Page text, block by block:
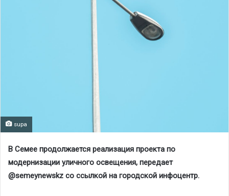
supa
В Семее продолжается реализация проекта по
модернизации уличного освещения, передает
@semeynewskz со ссылкой на городской инфоцентр.